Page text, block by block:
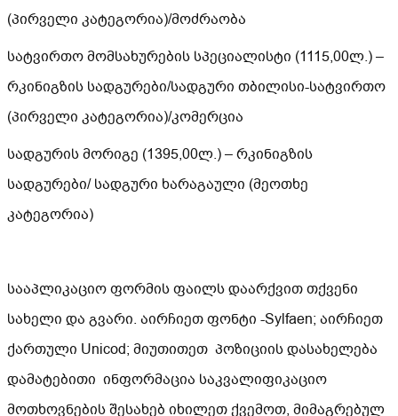
(პირველი კატეგორია)/მოძრაობა
სატვირთო მომსახურების სპეციალისტი (1115,00ლ.) –
რკინიგზის სადგურები/სადგური თბილისი-სატვირთო
(პირველი კატეგორია)/კომერცია
სადგურის მორიგე (1395,00ლ.) – რკინიგზის
სადგურები/ სადგური ხარაგაული (მეოთხე
კატეგორია)
სააპლიკაციო ფორმის ფაილს დაარქვით თქვენი
სახელი და გვარი. აირჩიეთ ფონტი -Sylfaen; აირჩიეთ
ქართული Unicod; მიუთითეთ პოზიციის დასახელება
დამატებითი ინფორმაცია საკვალიფიკაციო
მოთხოვნების შესახებ იხილეთ ქვემოთ, მიმაგრებულ